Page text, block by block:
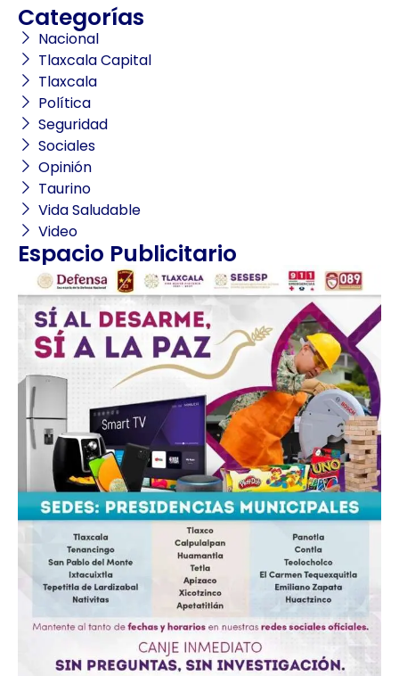
Categorías
Nacional
Tlaxcala Capital
Tlaxcala
Política
Seguridad
Sociales
Opinión
Taurino
Vida Saludable
Video
Espacio Publicitario